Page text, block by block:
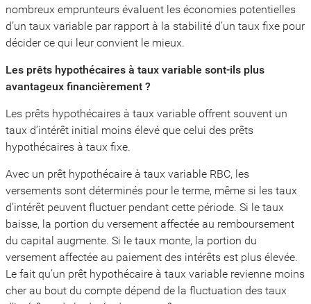
nombreux emprunteurs évaluent les économies potentielles
d’un taux variable par rapport à la stabilité d’un taux fixe pour
décider ce qui leur convient le mieux.
Les prêts hypothécaires à taux variable sont-ils plus
avantageux financièrement ?
Les prêts hypothécaires à taux variable offrent souvent un
taux d’intérêt initial moins élevé que celui des prêts
hypothécaires à taux fixe.
Avec un prêt hypothécaire à taux variable RBC, les
versements sont déterminés pour le terme, même si les taux
d’intérêt peuvent fluctuer pendant cette période. Si le taux
baisse, la portion du versement affectée au remboursement
du capital augmente. Si le taux monte, la portion du
versement affectée au paiement des intérêts est plus élevée.
Le fait qu’un prêt hypothécaire à taux variable revienne moins
cher au bout du compte dépend de la fluctuation des taux